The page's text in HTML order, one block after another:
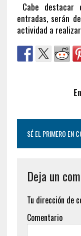
Cabe
entradas, serán
actividad a
SÉ EL PRIMERO EN
Deja un
Tu dirección de
Comentario